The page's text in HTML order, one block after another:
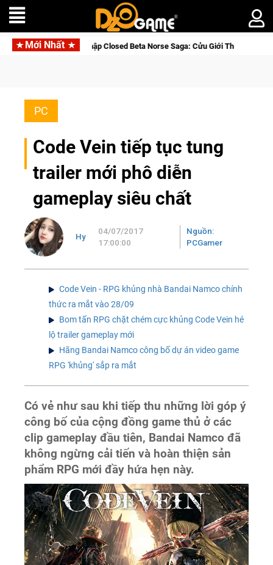
Mới Nhất
Gia Nhập Closed Beta Norse Saga: Cửu Giới Thức Tỉnh, Săn DJI Osmo
PC
Code Vein tiếp tục tung
trailer mới phô diễn
gameplay siêu chất
Hy
04/07/2017
17:00:00
Nguồn:
PCGamer
Code Vein - RPG khủng nhà Bandai Namco chính
thức ra mắt vào 28/09
Bom tấn RPG chặt chém cực khủng Code Vein hé
lộ trailer gameplay mới
Hãng Bandai Namco công bố dự án video game
RPG 'khủng' sắp ra mắt
Có vẻ như sau khi tiếp thu những lời góp ý
công bố của cộng đồng game thủ ở các
clip gameplay đầu tiên, Bandai Namco đã
không ngừng cải tiến và hoàn thiện sản
phẩm RPG mới đầy hứa hẹn này.